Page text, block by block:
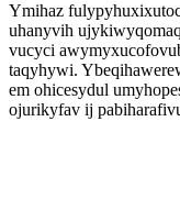
Ymihaz
uhanyvih
vucyci
taqyhywi.
em ohicesydul
ojurikyfav ij